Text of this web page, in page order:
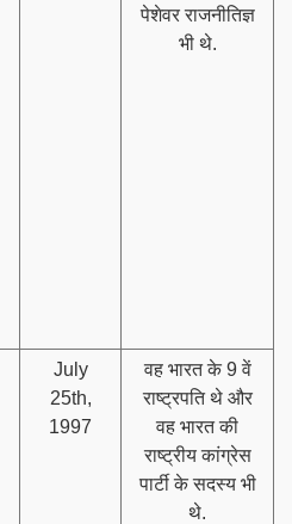
पेशेवर राजनीतिज्ञ
भी थे.
July
25th,
1997
वह भारत के 9 वें
राष्ट्रपति थे और
वह भारत की
राष्ट्रीय कांग्रेस
पार्टी के सदस्य भी
थे.